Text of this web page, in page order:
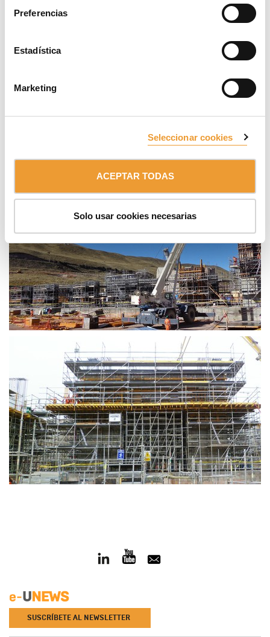
Preferencias
Estadística
Marketing
Seleccionar cookies
ACEPTAR TODAS
Solo usar cookies necesarias
SUSCRÍBETE AL NEWSLETTER